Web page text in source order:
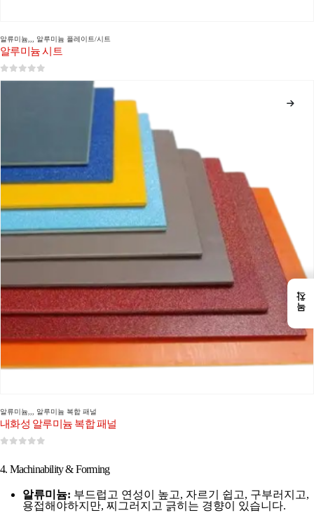
알류미늄 알루미늄 플레이트/시트
알루미늄 시트
05 중
알류미늄 알루미늄 복합 패널
내화성 알루미늄 복합 패널
4. Machinability & Forming
알류미늄: 부드럽고 연성이 높고, 자르기 쉽고, 구부러지고,
용접해야하지만, 찌그러지고 긁히는 경향이 있습니다.
←
목차